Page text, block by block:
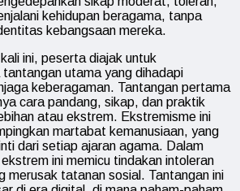
kehidupan beragama, tanpa
kebangsaan mereka.
ini, peserta diajak untuk
utama yang dihadapi
keberagaman. Tantangan pertama
cara pandang, sikap, dan praktik
atau ekstrem. Ekstremisme ini
martabat kemanusiaan, yang
dari setiap ajaran agama. Dalam
ini memicu tindakan intoleran
merusak tatanan sosial. Tantangan ini